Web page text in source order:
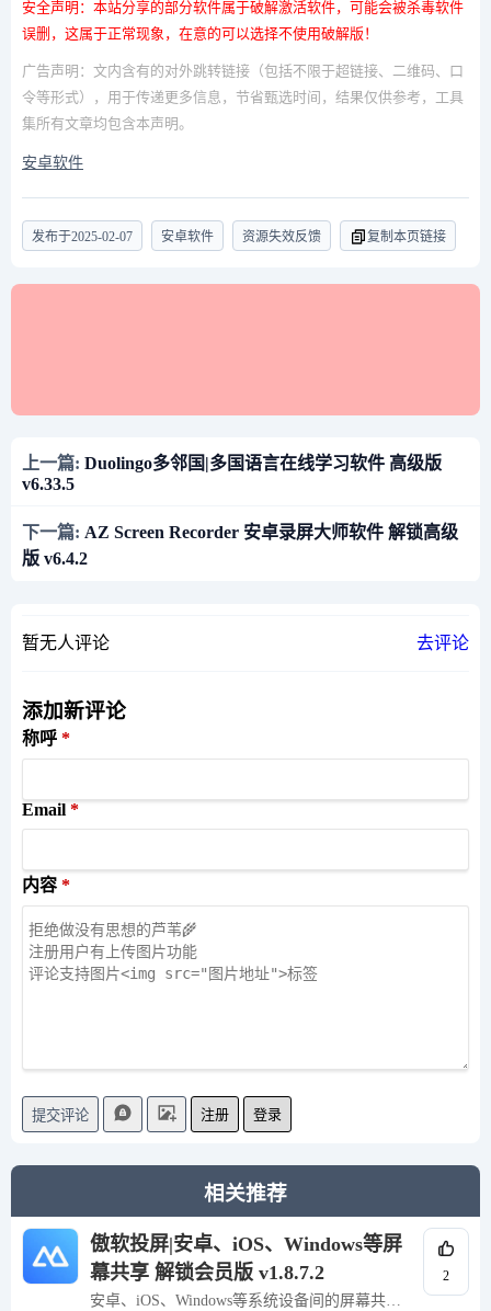
安全声明：本站分享的部分软件属于破解激活软件，可能会被杀毒软件
误删，这属于正常现象，在意的可以选择不使用破解版！
广告声明：文内含有的对外跳转链接（包括不限于超链接、二维码、口
令等形式），用于传递更多信息，节省甄选时间，结果仅供参考，工具
集所有文章均包含本声明。
安卓软件
发布于2025-02-07 安卓软件 资源失效反馈 复制本页链接
上一篇: Duolingo多邻国|多国语言在线学习软件 高级版
v6.33.5
下一篇: AZ Screen Recorder 安卓录屏大师软件 解锁高级
版 v6.4.2
暂无人评论 去评论
添加新评论
称呼
Email
内容
提交评论 注册 登录
相关推荐
傲软投屏|安卓、iOS、Windows等屏
幕共享 解锁会员版 v1.8.7.2
安卓、iOS、Windows等系统设备间的屏幕共享
2